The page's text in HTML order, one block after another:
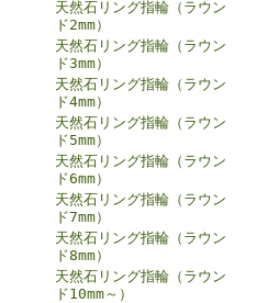
天然石リング指輪（ラウン
ド2mm）
天然石リング指輪（ラウン
ド3mm）
天然石リング指輪（ラウン
ド4mm）
天然石リング指輪（ラウン
ド5mm）
天然石リング指輪（ラウン
ド6mm）
天然石リング指輪（ラウン
ド7mm）
天然石リング指輪（ラウン
ド8mm）
天然石リング指輪（ラウン
ド10mm～）